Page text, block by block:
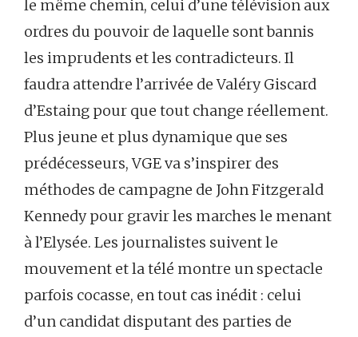
le même chemin, celui d’une télévision aux
ordres du pouvoir de laquelle sont bannis
les imprudents et les contradicteurs. Il
faudra attendre l’arrivée de Valéry Giscard
d’Estaing pour que tout change réellement.
Plus jeune et plus dynamique que ses
prédécesseurs, VGE va s’inspirer des
méthodes de campagne de John Fitzgerald
Kennedy pour gravir les marches le menant
à l’Elysée. Les journalistes suivent le
mouvement et la télé montre un spectacle
parfois cocasse, en tout cas inédit : celui
d’un candidat disputant des parties de